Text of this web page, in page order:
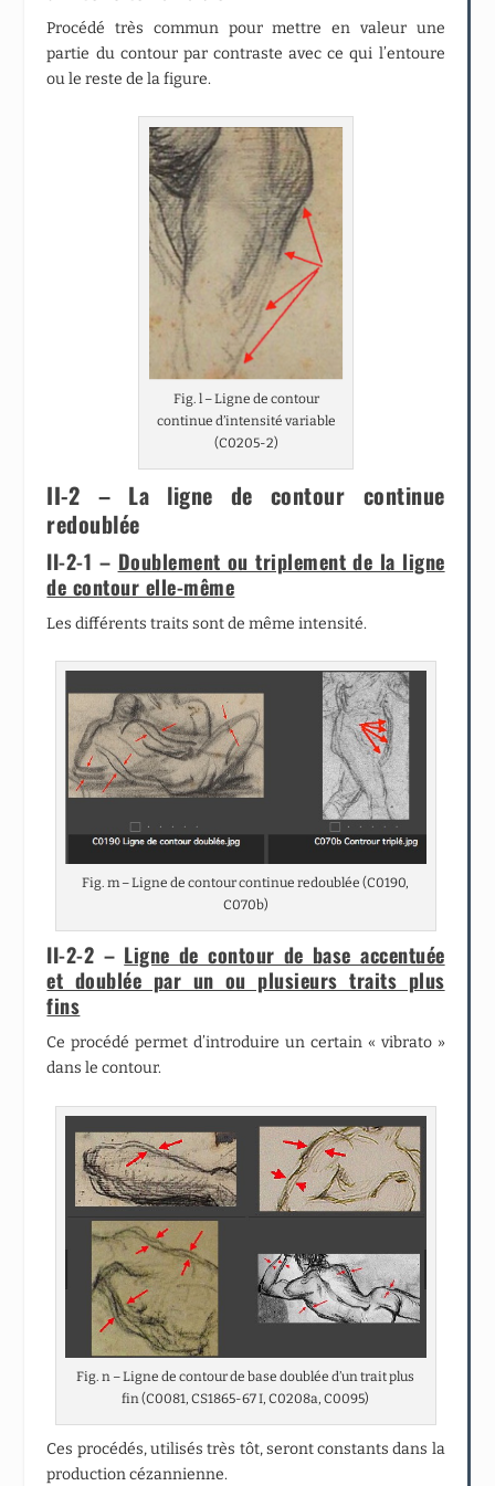
Procédé très commun pour mettre en valeur une
partie du contour par contraste avec ce qui l’entoure
ou le reste de la figure.
Fig. l – Ligne de contour
continue d’intensité variable
(C0205-2)
II-2 – La ligne de contour continue
redoublée
II-2-1 – Doublement ou triplement de la ligne
de contour elle-même
Les différents traits sont de même intensité.
Fig. m – Ligne de contour continue redoublée (C0190,
C070b)
II-2-2 – Ligne de contour de base accentuée
et doublée par un ou plusieurs traits plus
fins
Ce procédé permet d’introduire un certain « vibrato »
dans le contour.
Fig. n – Ligne de contour de base doublée d’un trait plus
fin (C0081, CS1865-67 I, C0208a, C0095)
Ces procédés, utilisés très tôt, seront constants dans la
production cézannienne.